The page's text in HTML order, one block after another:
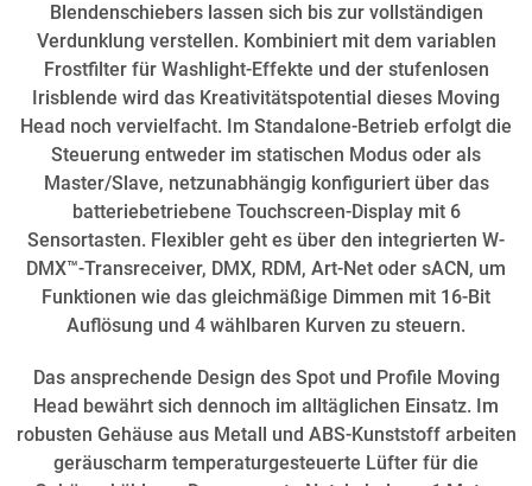
Blendenschiebers lassen sich bis zur vollständigen
Verdunklung verstellen. Kombiniert mit dem variablen
Frostfilter für Washlight-Effekte und der stufenlosen
Irisblende wird das Kreativitätspotential dieses Moving
Head noch vervielfacht. Im Standalone-Betrieb erfolgt die
Steuerung entweder im statischen Modus oder als
Master/Slave, netzunabhängig konfiguriert über das
batteriebetriebene Touchscreen-Display mit 6
Sensortasten. Flexibler geht es über den integrierten W-
DMX™-Transreceiver, DMX, RDM, Art-Net oder sACN, um
Funktionen wie das gleichmäßige Dimmen mit 16-Bit
Auflösung und 4 wählbaren Kurven zu steuern.
Das ansprechende Design des Spot und Profile Moving
Head bewährt sich dennoch im alltäglichen Einsatz. Im
robusten Gehäuse aus Metall und ABS-Kunststoff arbeiten
geräuscharm temperaturgesteuerte Lüfter für die